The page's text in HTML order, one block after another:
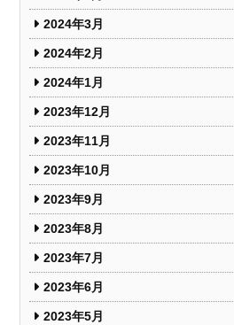
2024年3月
2024年2月
2024年1月
2023年12月
2023年11月
2023年10月
2023年9月
2023年8月
2023年7月
2023年6月
2023年5月